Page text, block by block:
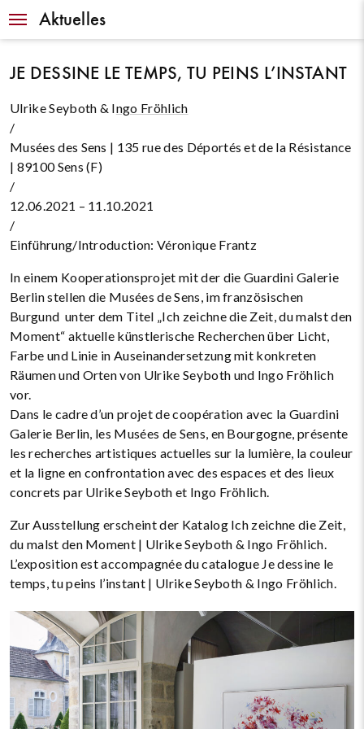
Aktuelles
JE DESSINE LE TEMPS, TU PEINS L’INSTANT
Ulrike Seyboth & Ingo Fröhlich
/
Musées des Sens | 135 rue des Déportés et de la Résistance
| 89100 Sens (F)
/
12.06.2021 – 11.10.2021
/
Einführung/Introduction: Véronique Frantz
In einem Kooperationsprojet mit der die Guardini Galerie
Berlin stellen die Musées de Sens, im französischen
Burgund unter dem Titel „Ich zeichne die Zeit, du malst den
Moment“ aktuelle künstlerische Recherchen über Licht,
Farbe und Linie in Auseinandersetzung mit konkreten
Räumen und Orten von Ulrike Seyboth und Ingo Fröhlich
vor.
Dans le cadre d’un projet de coopération avec la Guardini
Galerie Berlin, les Musées de Sens, en Bourgogne, présente
les recherches artistiques actuelles sur la lumière, la couleur
et la ligne en confrontation avec des espaces et des lieux
concrets par Ulrike Seyboth et Ingo Fröhlich.
Zur Ausstellung erscheint der Katalog Ich zeichne die Zeit,
du malst den Moment | Ulrike Seyboth & Ingo Fröhlich.
L’exposition est accompagnée du catalogue Je dessine le
temps, tu peins l’instant | Ulrike Seyboth & Ingo Fröhlich.